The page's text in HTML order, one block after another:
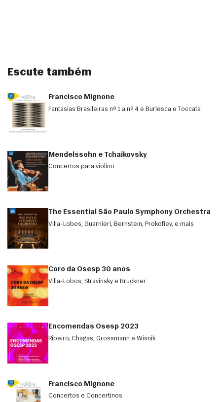
Escute também
Francisco Mignone
Fantasias Brasileiras nº 1 a nº 4 e Burlesca e Toccata
Mendelssohn e Tchaikovsky
Concertos para violino
The Essential São Paulo Symphony Orchestra
Villa-Lobos, Guarnieri, Bernstein, Prokofiev, e mais
Coro da Osesp 30 anos
Villa-Lobos, Stravinsky e Bruckner
Encomendas Osesp 2023
Ribeiro, Chagas, Grossmann e Wisnik
Francisco Mignone
Concertos e Concertinos